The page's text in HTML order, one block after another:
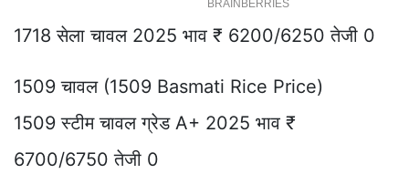
1718 सेला चावल 2025 भाव ₹ 6200/6250 तेजी 0
1509 चावल (1509 Basmati Rice Price)
1509 स्टीम चावल ग्रेड A+ 2025 भाव ₹
6700/6750 तेजी 0